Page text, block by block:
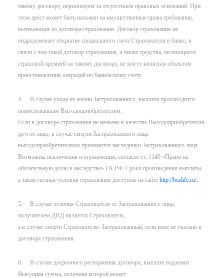
такому договору, нереализуем за отсутствием правовых оснований. При
этом арест может быть наложен на имущественные права требования,
вытекающие из договора страхования. Договор страхования не
подразумевает открытие специального счета Страхователя в банке, в
связи с чем такой договор страхования, а также средства, являющиеся
страховой премией по такому договору, не могут являться объектом
приостановления операций по банковскому счету.
4. В случае ухода из жизни Застрахованного, выплата производится
поименованным Выгодоприобретателям.
Если в договоре страхования не названо в качестве Выгодоприобретателя
другое лицо, в случае смерти Застрахованного лица
выгодоприобретателями признаются наследники Застрахованного лица.
Возможны исключения и ограничения, согласно ст. 1149 «Право на
обязательную долю в наследстве» ГК РФ. Сроки произведения выплаты,
а также полные условия страхования доступны на сайте http://bcslife.ru/.
5. В случае отличия Страхователя от Застрахованного лица,
получателем ДИД является Страхователь,
а в случае смерти Страхователя- Застрахованный, если иное не указано в
договоре страхования.
6. В случае досрочного расторжения договора, выплате подлежит
Выкупная сумма, величина которой может